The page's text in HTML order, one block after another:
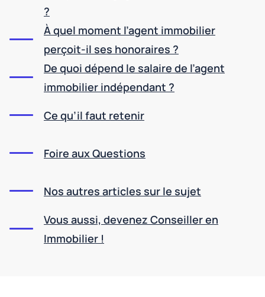
?
À quel moment l’agent immobilier
perçoit-il ses honoraires ?
De quoi dépend le salaire de l’agent
immobilier indépendant ?
Ce qu’il faut retenir
Foire aux Questions
Nos autres articles sur le sujet
Vous aussi, devenez Conseiller en
Immobilier !